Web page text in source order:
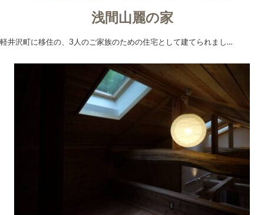
浅間山麗の家
軽井沢町に移住の、3人のご家族のための住宅として建てられまし…